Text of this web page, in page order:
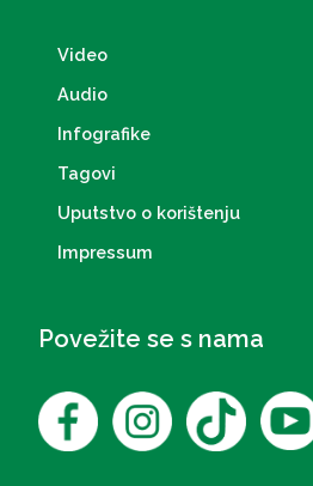
Video
Audio
Infografike
Tagovi
Uputstvo o korištenju
Impressum
Povežite se s nama